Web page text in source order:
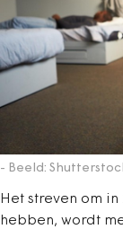
- Beeld:
Het streven om
hebben, wordt